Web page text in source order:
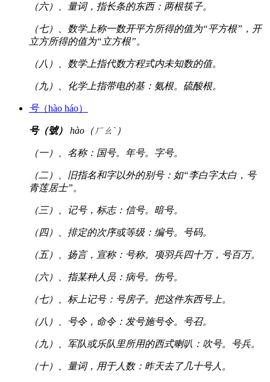
（六）、量词，指长条的东西：两根筷子。
（七）、数学上称一数开平方所得的值为“平方根”，开
立方所得的值为“立方根”。
（八）、数学上指代数方程式内未知数的值。
（九）、化学上指带电的基：氨根。硫酸根。
号（hào háo）
号（號） hào（ㄏㄠˋ）
（一）、名称：国号。年号。字号。
（二）、旧指名和字以外的别号：如“李白字太白，号
青莲居士”。
（三）、记号，标志：信号。暗号。
（四）、排定的次序或等级：编号。号码。
（五）、扬言，宣称：号称。项羽兵四十万，号百万。
（六）、指某种人员：病号。伤号。
（七）、标上记号：号房子。把这件东西号上。
（八）、号令，命令：发号施号令。号召。
（九）、军队或乐队里所用的西式喇叭：吹号。号兵。
（十）、量词，用于人数：昨天去了几十号人。